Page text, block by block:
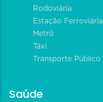
Rodoviária
Estação Ferroviária
Metrô
Táxi
Transporte Público
Saúde